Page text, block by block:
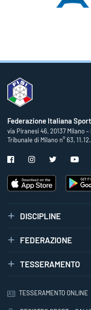
Federazione Italiana
via Piranesi 46, 20137 Milano
Tribunale di Milano n° 63,
DISCIPLINE
FEDERAZIONE
TESSERAMENTO
TESSERAMENTO ONLINE